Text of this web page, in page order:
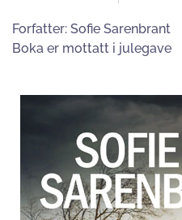
Forfatter: Sofie Sarenbrant
Boka er mottatt i julegave